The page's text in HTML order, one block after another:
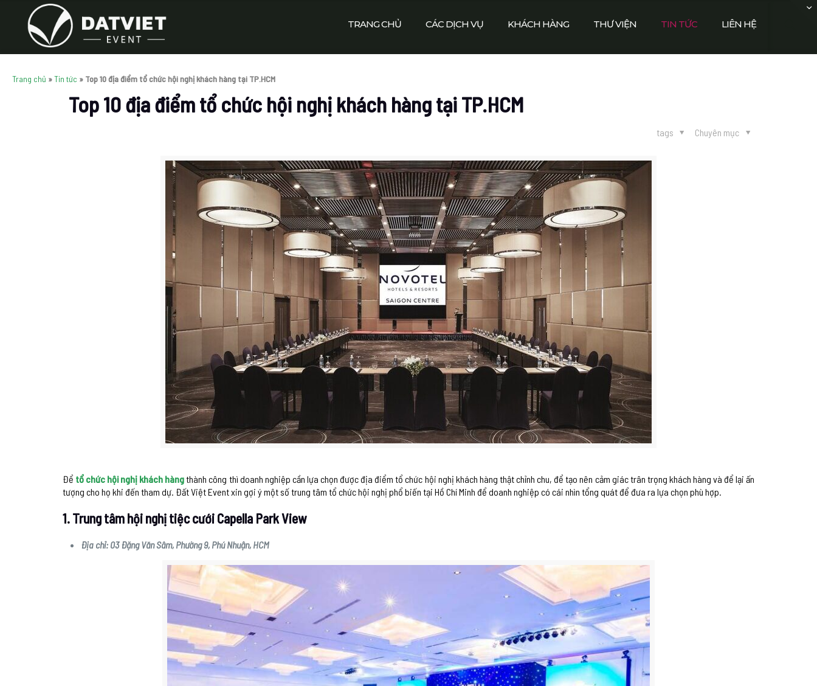
TRANG CHỦ CÁC DỊCH VỤ KHÁCH HÀNG THƯ VIỆN TIN TỨC LIÊN HỆ
Trang chủ »Tin tức » Top 10 địa điểm tổ chức hội nghị khách hàng tại TP.HCM
Top 10 địa điểm tổ chức hội nghị khách hàng tại TP.HCM
Chuyên mục
tags
Để tổ chức hội nghị khách hàngthành công thì doanh nghiệp cần lựa chọn được địa điểm tổ chức hội nghị khách hàng thật chỉnh chu, để tạo nên cảm giác trân trọng khách hàng và để lại ấn
tượng cho họ khi đến tham dự. Đất Việt Event xin gợi ý một số trung tâm tổ chức hội nghị phổ biến tại Hồ Chí Minh để doanh nghiệp có cái nhìn tổng quát để đưa ra lựa chọn phù hợp.
1. Trung tâm hội nghị tiệc cưới Capella Park View
Địa chỉ: 03 Đặng Văn Sâm, Phường 9, Phú Nhuận, HCM